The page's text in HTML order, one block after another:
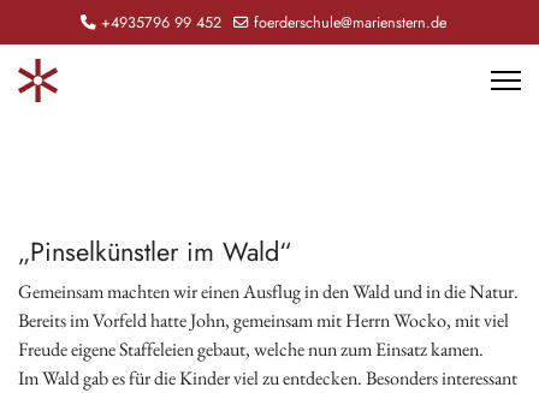
+4935796 99 452 foerderschule@marienstern.de
„Pinselkünstler im Wald“
Gemeinsam machten wir einen Ausflug in den Wald und in die Natur.
Bereits im Vorfeld hatte John, gemeinsam mit Herrn Wocko, mit viel
Freude eigene Staffeleien gebaut, welche nun zum Einsatz kamen.
Im Wald gab es für die Kinder viel zu entdecken. Besonders interessant